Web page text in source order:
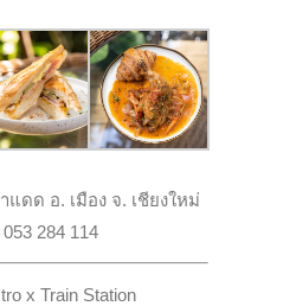
ดด อ. เมือง จ. เชียงใหม่
284 114
x Train Station